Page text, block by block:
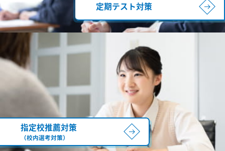
定期テスト対策
指定校推薦対策
（校内選考対策）